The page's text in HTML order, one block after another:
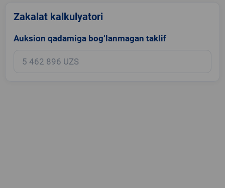
Zakalat kalkulyatori
Auksion qadamiga bog‘lanmagan taklif